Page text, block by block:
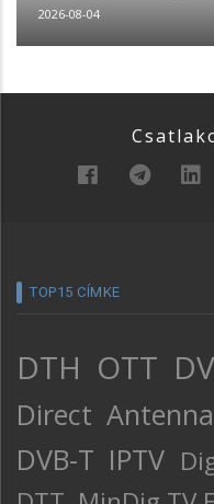
2026-08-04
TOP15 CÍMKE
DTH OTT
Direct
DVB-T IPTV